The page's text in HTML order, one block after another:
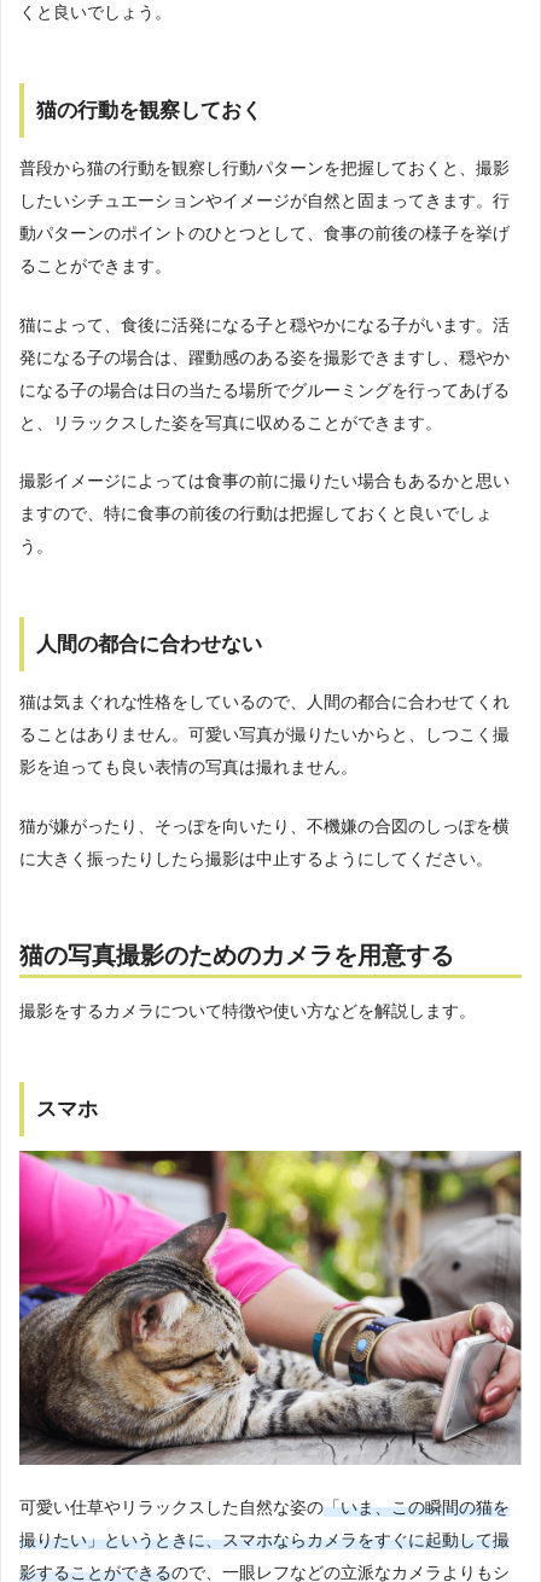
くと良いでしょう。
猫の行動を観察しておく
普段から猫の行動を観察し行動パターンを把握しておくと、撮影
したいシチュエーションやイメージが自然と固まってきます。行
動パターンのポイントのひとつとして、食事の前後の様子を挙げ
ることができます。
猫によって、食後に活発になる子と穏やかになる子がいます。活
発になる子の場合は、躍動感のある姿を撮影できますし、穏やか
になる子の場合は日の当たる場所でグルーミングを行ってあげる
と、リラックスした姿を写真に収めることができます。
撮影イメージによっては食事の前に撮りたい場合もあるかと思い
ますので、特に食事の前後の行動は把握しておくと良いでしょ
う。
人間の都合に合わせない
猫は気まぐれな性格をしているので、人間の都合に合わせてくれ
ることはありません。可愛い写真が撮りたいからと、しつこく撮
影を迫っても良い表情の写真は撮れません。
猫が嫌がったり、そっぽを向いたり、不機嫌の合図のしっぽを横
に大きく振ったりしたら撮影は中止するようにしてください。
猫の写真撮影のためのカメラを用意する
撮影をするカメラについて特徴や使い方などを解説します。
スマホ
可愛い仕草やリラックスした自然な姿の「いま、この瞬間の猫を
撮りたい」というときに、スマホならカメラをすぐに起動して撮
影することができるので、一眼レフなどの立派なカメラよりもシ